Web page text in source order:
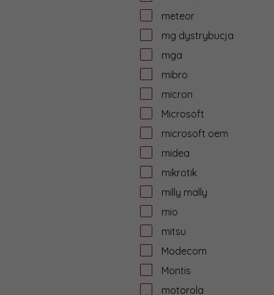
meteor
mg dystrybucja
mga
mibro
micron
Microsoft
microsoft oem
midea
mikrotik
milly mally
mio
mitsu
Modecom
Montis
motorola